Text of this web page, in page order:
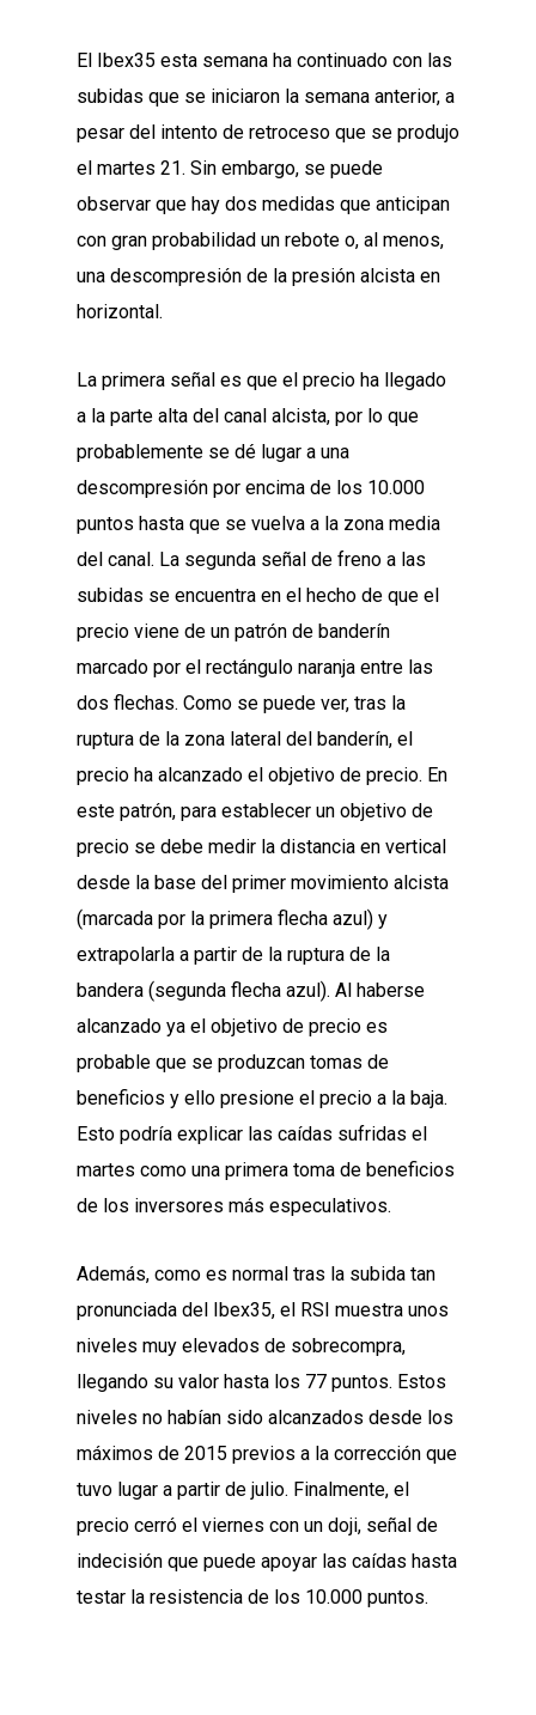
El Ibex35 esta semana ha continuado con las
subidas que se iniciaron la semana anterior, a
pesar del intento de retroceso que se produjo
el martes 21. Sin embargo, se puede
observar que hay dos medidas que anticipan
con gran probabilidad un rebote o, al menos,
una descompresión de la presión alcista en
horizontal.
La primera señal es que el precio ha llegado
a la parte alta del canal alcista, por lo que
probablemente se dé lugar a una
descompresión por encima de los 10.000
puntos hasta que se vuelva a la zona media
del canal. La segunda señal de freno a las
subidas se encuentra en el hecho de que el
precio viene de un patrón de banderín
marcado por el rectángulo naranja entre las
dos flechas. Como se puede ver, tras la
ruptura de la zona lateral del banderín, el
precio ha alcanzado el objetivo de precio. En
este patrón, para establecer un objetivo de
precio se debe medir la distancia en vertical
desde la base del primer movimiento alcista
(marcada por la primera flecha azul) y
extrapolarla a partir de la ruptura de la
bandera (segunda flecha azul). Al haberse
alcanzado ya el objetivo de precio es
probable que se produzcan tomas de
beneficios y ello presione el precio a la baja.
Esto podría explicar las caídas sufridas el
martes como una primera toma de beneficios
de los inversores más especulativos.
Además, como es normal tras la subida tan
pronunciada del Ibex35, el RSI muestra unos
niveles muy elevados de sobrecompra,
llegando su valor hasta los 77 puntos. Estos
niveles no habían sido alcanzados desde los
máximos de 2015 previos a la corrección que
tuvo lugar a partir de julio. Finalmente, el
precio cerró el viernes con un doji, señal de
indecisión que puede apoyar las caídas hasta
testar la resistencia de los 10.000 puntos.